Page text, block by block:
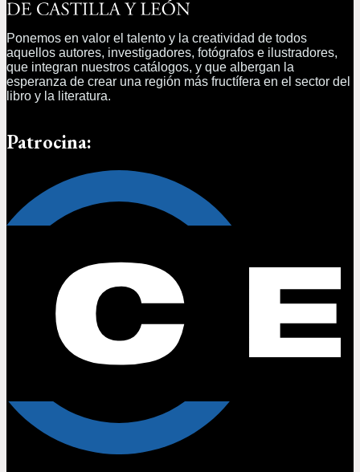
Ponemos en valor el talento y la creatividad de todos
aquellos autores, investigadores, fotógrafos e ilustradores,
que integran nuestros catálogos, y que albergan la
esperanza de crear una región más fructífera en el sector del
libro y la literatura.
Patrocina: